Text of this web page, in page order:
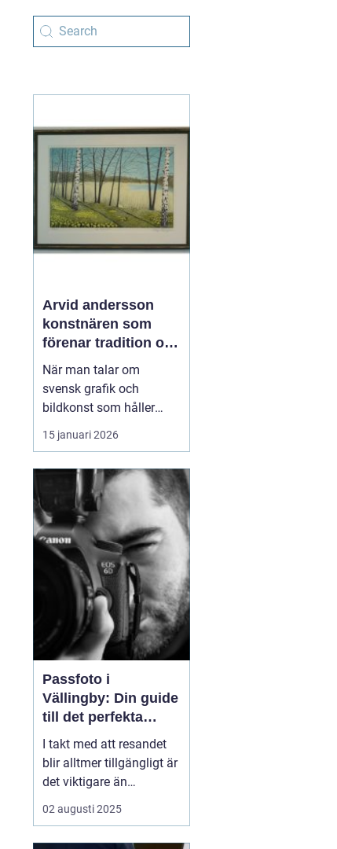
Arvid andersson
konstnären som
förenar tradition och
samtida uttryck
När man talar om
svensk grafik och
bildkonst som håller
både hantverk och
uttryck i fokus dyker
ofta upp. Hans verk rör
sig mellan det
stillsamma och det
kraftfulla, med motiv
som både kä...
15 januari 2026
Passfoto i
Vällingby: Din guide
till det perfekta
passfotot
I takt med att resandet
blir alltmer tillgängligt är
det viktigare än
någonsin att ha ett
uppdaterat pass redo. En
02 augusti 2025